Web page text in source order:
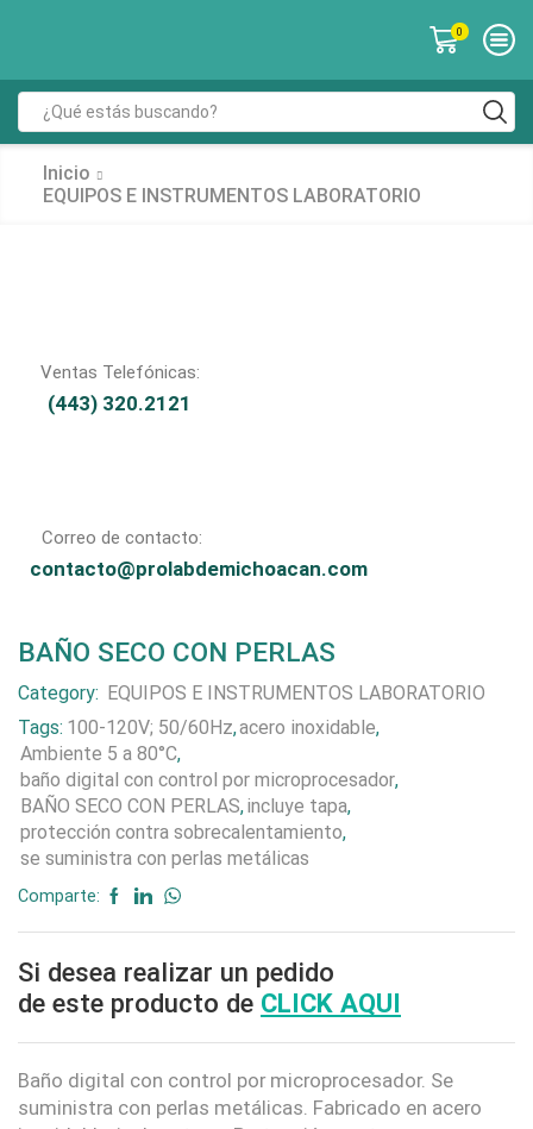
0
Inicio
EQUIPOS E INSTRUMENTOS LABORATORIO
Ventas Telefónicas:
(443) 320.2121
Correo de contacto:
contacto@prolabdemichoacan.com
BAÑO SECO CON PERLAS
Category: EQUIPOS E INSTRUMENTOS LABORATORIO
Tags: 100-120V; 50/60Hz,acero inoxidable,
Ambiente 5 a 80°C,
baño digital con control por microprocesador,
BAÑO SECO CON PERLAS,incluye tapa,
protección contra sobrecalentamiento,
se suministra con perlas metálicas
Comparte:
Si desea realizar un pedido
de este producto de CLICK AQUI
Baño digital con control por microprocesador. Se
suministra con perlas metálicas. Fabricado en acero